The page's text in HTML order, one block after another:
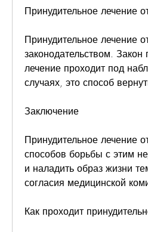
Принудительное лечение
Принудительное лечение
законодательством.
лечение проходит под
случаях, это способ
Заключение
Принудительное лечение
способов борьбы с этим
и наладить образ жизни
согласия медицинской
Как проходит